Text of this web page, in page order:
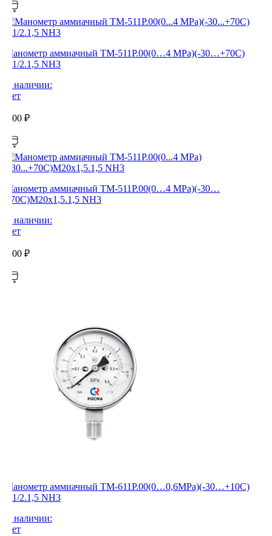
Манометр аммиачный ТМ-511Р.00(0…4 MPa)(-30…+70C)
G1/2.1,5 NH3
В наличии:
Нет
0,00 ₽
Манометр аммиачный ТМ-511Р.00(0…4 MPa)(-30…
+70C)М20х1,5.1,5 NH3
В наличии:
Нет
0,00 ₽
Манометр аммиачный ТМ-611Р.00(0…0,6MPa)(-30…+10C)
G1/2.1,5 NH3
В наличии:
Нет